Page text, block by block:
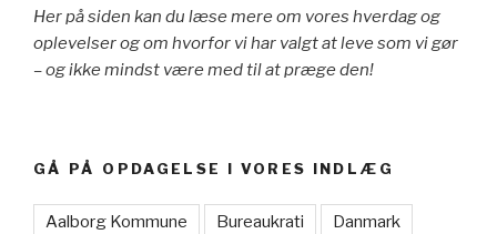
Her på siden kan du læse mere om vores hverdag og
oplevelser og om hvorfor vi har valgt at leve som vi gør
– og ikke mindst være med til at præge den!
GÅ PÅ OPDAGELSE I VORES INDLÆG
Aalborg Kommune Bureaukrati Danmark